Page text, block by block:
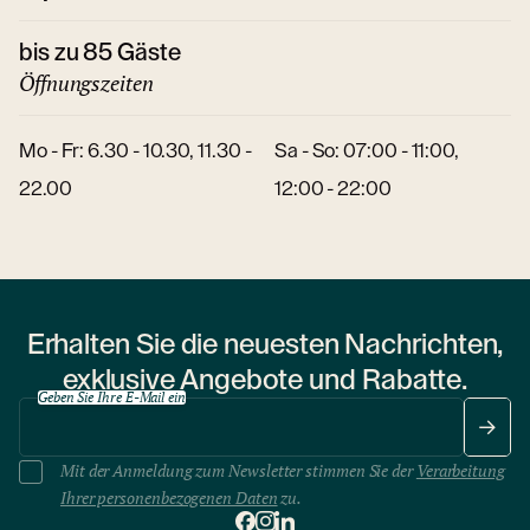
bis zu 85 Gäste
Öffnungszeiten
Mo - Fr: 6.30 - 10.30, 11.30 -
22.00
Sa - So: 07:00 - 11:00,
12:00 - 22:00
Erhalten Sie die neuesten Nachrichten,
exklusive Angebote und Rabatte.
Geben Sie Ihre E-Mail ein
Mit der Anmeldung zum Newsletter stimmen Sie derVerarbeitung
Ihrer personenbezogenen Datenzu.